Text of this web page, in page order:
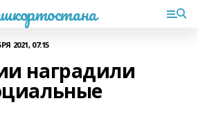
2021, 07:15
наградили